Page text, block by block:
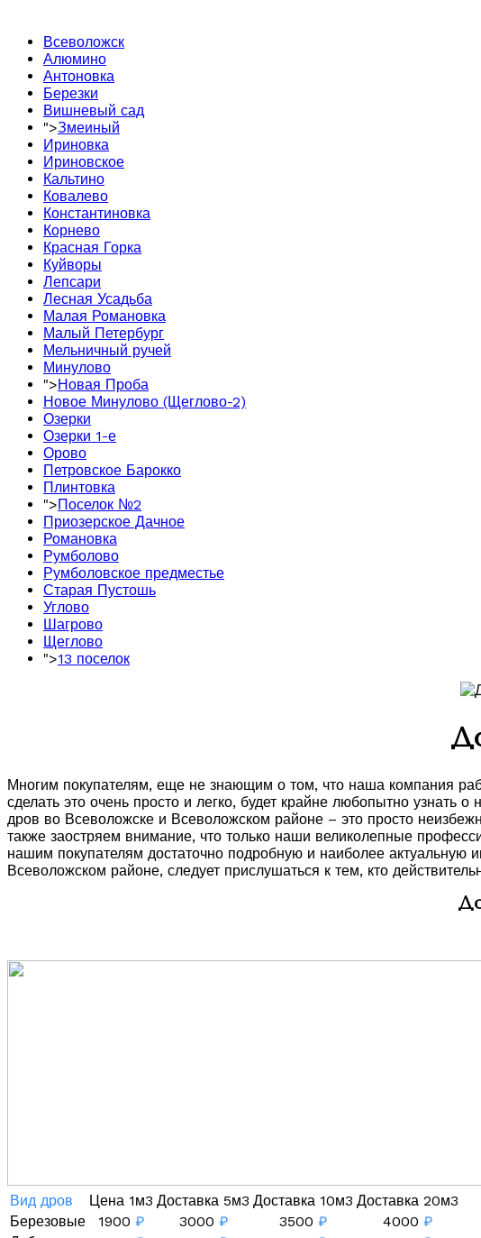
Всеволожск
Алюмино
Антоновка
Березки
Вишневый сад
">Змеиный
Ириновка
Ириновское
Кальтино
Ковалево
Константиновка
Корнево
Красная Горка
Куйворы
Лепсари
Лесная Усадьба
Малая Романовка
Малый Петербург
Мельничный ручей
Минулово
">Новая Проба
Новое Минулово (Щеглово-2)
Озерки
Озерки 1-е
Орово
Петровское Барокко
Плинтовка
">Поселок №2
Приозерское Дачное
Романовка
Румболово
Румболовское предместье
Старая Пустошь
Углово
Шагрово
Щеглово
">13 поселок
Многим покупателям, еще не знающим о том, что наша компания
сделать это очень просто и легко, будет крайне любопытно
дров во Всеволожске и Всеволожском районе – это просто
также заостряем внимание, что только наши великолепные
нашим покупателям достаточно подробную и наиболее
Всеволожском районе, следует прислушаться к тем, кто
Вид дров Цена 1м3 Доставка 5м3 Доставка 10м3 Доставка 20м3
Березовые
1900 ₽ 3000 ₽ 3500 ₽ 4000 ₽